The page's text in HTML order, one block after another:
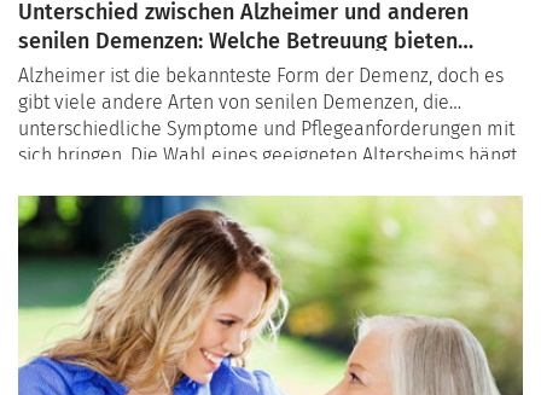
Unterschied zwischen Alzheimer und anderen
senilen Demenzen: Welche Betreuung bieten
Altersheime?
Alzheimer ist die bekannteste Form der Demenz, doch es
gibt viele andere Arten von senilen Demenzen, die
unterschiedliche Symptome und Pflegeanforderungen mit
sich bringen. Die Wahl eines geeigneten Altersheims hängt
Artikel vergleichen wir die spezifischen Merkmale von
Alzheimer und anderen senilen Demenzen und
beleuchten, wie Altersheime ihre Betreuung anpassen, um
die Lebensqualität der Bewohner zu verbessern.